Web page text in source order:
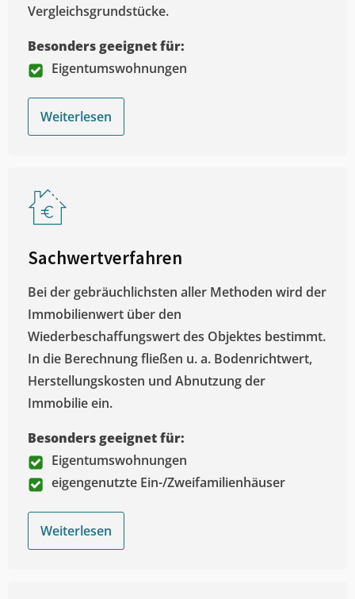
Vergleichsgrundstücke.
Besonders geeignet für:
Eigentumswohnungen
Weiterlesen
Sachwertverfahren
Bei der gebräuchlichsten aller Methoden wird der
Immobilienwert über den
Wiederbeschaffungswert des Objektes bestimmt.
In die Berechnung fließen u. a. Bodenrichtwert,
Herstellungskosten und Abnutzung der
Immobilie ein.
Besonders geeignet für:
Eigentumswohnungen
eigengenutzte Ein-/Zweifamilienhäuser
Weiterlesen